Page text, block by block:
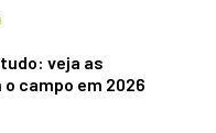
veja as
campo em 2026